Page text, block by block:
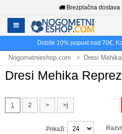
Brezplačna dostava
Dobite 10% popust nad 70€,
Nogometnieshop.com Dresi
Dresi Mehika
1 2 > >|
Prikaži: